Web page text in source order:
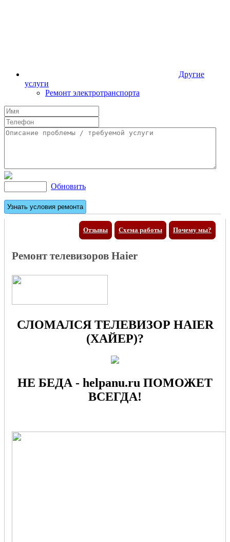
Другие
услуги
Ремонт электротранспорта
Обновить
Отзывы Почему мы?
Схема работы
Ремонт телевизоров Haier
СЛОМАЛСЯ ТЕЛЕВИЗОР HAIER
(ХАЙЕР)?
НЕ БЕДА - helpanu.ru ПОМОЖЕТ
ВСЕГДА!